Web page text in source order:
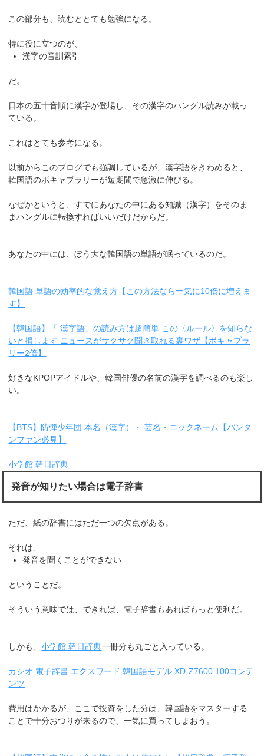
この部分も、読むととても勉強になる。
特に役に立つのが、
漢字の音訓索引
だ。
日本の五十音順に漢字が登場し、その漢字のハングル読みが載っ
ている。
これはとても参考になる。
以前からこのブログでも強調しているが、漢字語をきわめると、
韓国語のボキャブラリーが短期間で急激に伸びる。
なぜかというと、すでにあなたの中にある知識（漢字）をそのま
まハングルに転換すればいいだけだからだ。
あなたの中には、ぼう大な韓国語の単語が眠っているのだ。
韓国語 単語の効率的な覚え方【この方法なら一気に10倍に増えま
す】
【韓国語】「 漢字語」の読み方は超簡単 この〈ルール〉を知らな
いと損します ニュースがサクサク聞き取れる裏ワザ【ボキャブラ
リー2倍】
好きなKPOPアイドルや、韓国俳優の名前の漢字を調べるのも楽し
い。
【BTS】防弾少年団 本名（漢字）・ 芸名・ニックネーム【バンタ
ンファン必見】
小学館 韓日辞典
発音が知りたい場合は電子辞書
ただ、紙の辞書にはただ一つの欠点がある。
それは、
発音を聞くことができない
ということだ。
そういう意味では、できれば、電子辞書もあればもっと便利だ。
しかも、小学館 韓日辞典一冊分も丸ごと入っている。
カシオ 電子辞書 エクスワード 韓国語モデル XD-Z7600 100コンテ
ンツ
費用はかかるが、ここで投資をした分は、韓国語をマスターする
ことで十分おつりが来るので、一気に買ってしまおう。